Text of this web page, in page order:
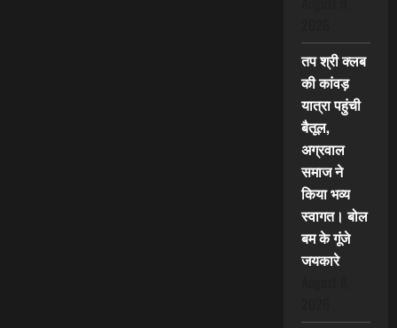
तप श्री क्लब
की कांवड़
यात्रा पहुंची
बैतूल,
अग्रवाल
समाज ने
किया भव्य
स्वागत। बोल
बम के गूंजे
जयकारे